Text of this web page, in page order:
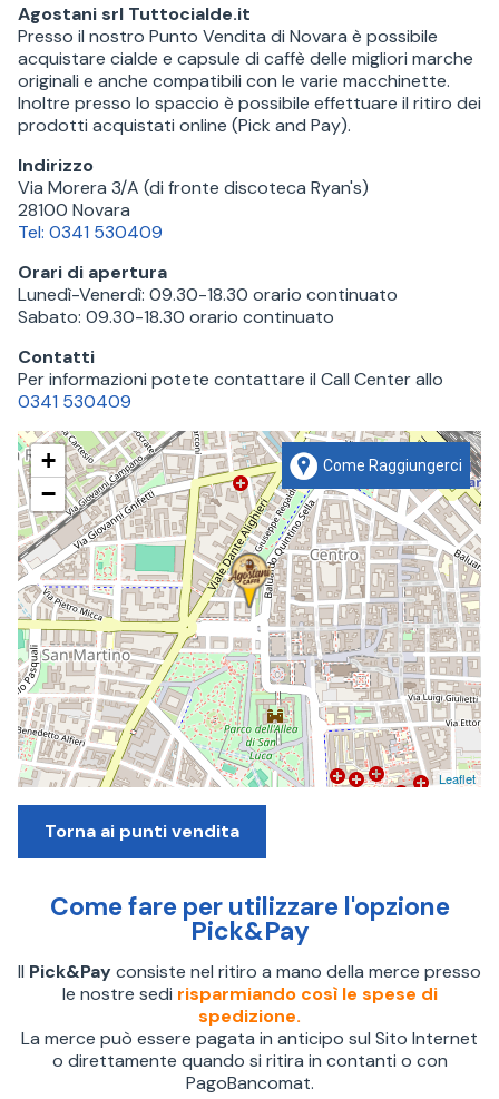
Agostani srl Tuttocialde.it
Presso il nostro Punto Vendita di Novara è possibile
acquistare cialde e capsule di caffè delle migliori marche
originali e anche compatibili con le varie macchinette.
Inoltre presso lo spaccio è possibile effettuare il ritiro dei
prodotti acquistati online (Pick and Pay).
Indirizzo
Via Morera 3/A (di fronte discoteca Ryan's)
28100 Novara
Tel: 0341 530409
Orari di apertura
Lunedì-Venerdì: 09.30-18.30 orario continuato
Sabato: 09.30-18.30 orario continuato
Contatti
Per informazioni potete contattare il Call Center allo
0341 530409
+
−
Come Raggiungerci
Leaflet
Torna ai punti vendita
Come fare per utilizzare l'opzione
Pick&Pay
Il Pick&Payconsiste nel ritiro a mano della merce presso
le nostre sedi risparmiando così le spese di
spedizione.
La merce può essere pagata in anticipo sul Sito Internet
o direttamente quando si ritira in contanti o con
PagoBancomat.